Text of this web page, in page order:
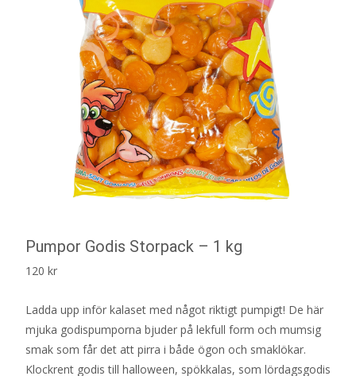
Pumpor Godis Storpack – 1 kg
120 kr
Ladda upp inför kalaset med något riktigt pumpigt! De här
mjuka godispumporna bjuder på lekfull form och mumsig
smak som får det att pirra i både ögon och smaklökar.
Klockrent godis till halloween, spökkalas, som lördagsgodis